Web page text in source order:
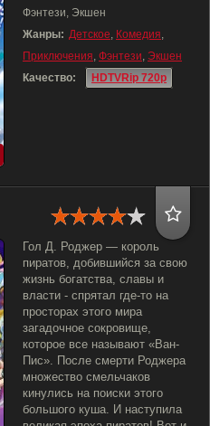
Фэнтези, Экшен
Жанры: Детское, Комедия,
Приключения, Фэнтези, Экшен
Качество:
HDTVRip 720p
Гол Д. Роджер — король
пиратов, добившийся за свою
жизнь богатства, славы и
власти - спрятал где-то на
просторах этого мира
загадочное сокровище,
которое все называют «Ван-
Пис». После смерти Роджера
множество смельчаков
кинулись на поиски этого
большого куша. И наступила